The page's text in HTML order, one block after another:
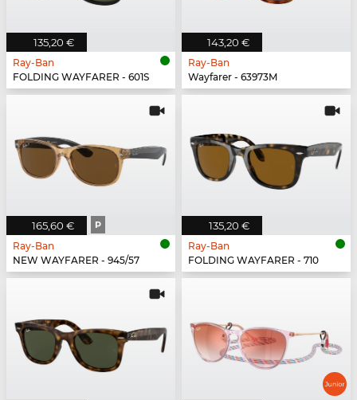
135,20 €
Ray-Ban
FOLDING WAYFARER - 601S
143,20 €
Ray-Ban
Wayfarer - 63973M
165,60 € P
Ray-Ban
NEW WAYFARER - 945/57
135,20 €
Ray-Ban
FOLDING WAYFARER - 710